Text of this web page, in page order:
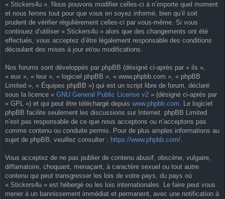
« Stickers4u ». Nous pouvons modifier celles-ci à n’importe quel moment
et nous ferons tout pour que vous en soyez informé, bien qu’il soit
prudent de vérifier régulièrement celles-ci par vous-même. Si vous
continuez d’utiliser « Stickers4u » alors que des changements ont été
effectués, vous acceptez d’être légalement responsable des conditions
découlant des mises à jour et/ou modifications.
Nos forums sont développés par phpBB (désigné ci-après par « ils »,
« eux », « leur », « logiciel phpBB », « www.phpbb.com », « phpBB
Limited », « Équipes phpBB ») qui est un script libre de forum, déclaré
sous la licence « GNU General Public License v2 » (désigné ci-après par
« GPL ») et qui peut être téléchargé depuis www.phpbb.com . Le logiciel
phpBB facilite seulement les discussions sur Internet. phpBB Limited
n’est pas responsable de ce que nous acceptons ou n’acceptons pas
comme contenu ou conduite permis. Pour de plus amples informations au
sujet de phpBB, veuillez consulter : https://www.phpbb.com/
Vous acceptez de ne pas publier de contenu abusif, obscène, vulgaire,
diffamatoire, choquant, menaçant, à caractère sexuel ou tout autre
contenu qui peut transgresser les lois de votre pays, du pays où
« Stickers4u » est hébergé ou les lois internationales. Le faire peut vous
mener à un bannissement immédiat et permanent, avec une notification à